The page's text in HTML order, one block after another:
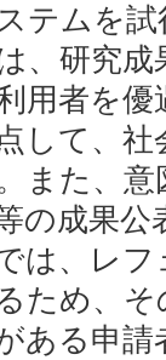
テムを
、研究成
用者を
して、
また、
の成果公
は、レ
ため、
ある申